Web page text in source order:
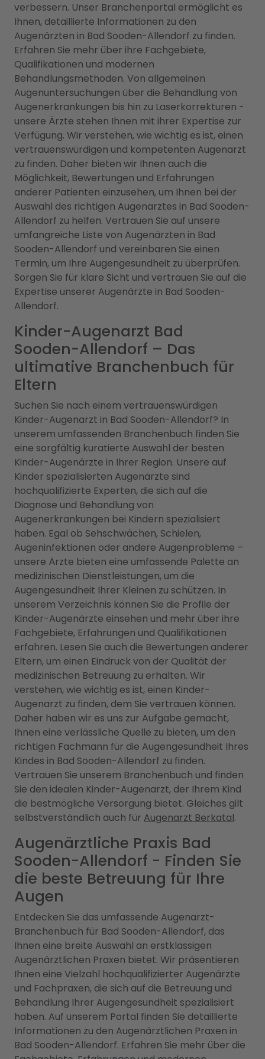
verbessern. Unser Branchenportal ermöglicht es
Ihnen, detaillierte Informationen zu den
Augenärzten in Bad Sooden-Allendorf zu finden.
Erfahren Sie mehr über ihre Fachgebiete,
Qualifikationen und modernen
Behandlungsmethoden. Von allgemeinen
Augenuntersuchungen über die Behandlung von
Augenerkrankungen bis hin zu Laserkorrekturen -
unsere Ärzte stehen Ihnen mit ihrer Expertise zur
Verfügung. Wir verstehen, wie wichtig es ist, einen
vertrauenswürdigen und kompetenten Augenarzt
zu finden. Daher bieten wir Ihnen auch die
Möglichkeit, Bewertungen und Erfahrungen
anderer Patienten einzusehen, um Ihnen bei der
Auswahl des richtigen Augenarztes in Bad Sooden-
Allendorf zu helfen. Vertrauen Sie auf unsere
umfangreiche Liste von Augenärzten in Bad
Sooden-Allendorf und vereinbaren Sie einen
Termin, um Ihre Augengesundheit zu überprüfen.
Sorgen Sie für klare Sicht und vertrauen Sie auf die
Expertise unserer Augenärzte in Bad Sooden-
Allendorf.
Kinder-Augenarzt Bad
Sooden-Allendorf – Das
ultimative Branchenbuch für
Eltern
Suchen Sie nach einem vertrauenswürdigen
Kinder-Augenarzt in Bad Sooden-Allendorf? In
unserem umfassenden Branchenbuch finden Sie
eine sorgfältig kuratierte Auswahl der besten
Kinder-Augenärzte in Ihrer Region. Unsere auf
Kinder spezialisierten Augenärzte sind
hochqualifizierte Experten, die sich auf die
Diagnose und Behandlung von
Augenerkrankungen bei Kindern spezialisiert
haben. Egal ob Sehschwächen, Schielen,
Augeninfektionen oder andere Augenprobleme –
unsere Ärzte bieten eine umfassende Palette an
medizinischen Dienstleistungen, um die
Augengesundheit Ihrer Kleinen zu schützen. In
unserem Verzeichnis können Sie die Profile der
Kinder-Augenärzte einsehen und mehr über ihre
Fachgebiete, Erfahrungen und Qualifikationen
erfahren. Lesen Sie auch die Bewertungen anderer
Eltern, um einen Eindruck von der Qualität der
medizinischen Betreuung zu erhalten. Wir
verstehen, wie wichtig es ist, einen Kinder-
Augenarzt zu finden, dem Sie vertrauen können.
Daher haben wir es uns zur Aufgabe gemacht,
Ihnen eine verlässliche Quelle zu bieten, um den
richtigen Fachmann für die Augengesundheit Ihres
Kindes in Bad Sooden-Allendorf zu finden.
Vertrauen Sie unserem Branchenbuch und finden
Sie den idealen Kinder-Augenarzt, der Ihrem Kind
die bestmögliche Versorgung bietet. Gleiches gilt
selbstverständlich auch für Augenarzt Berkatal.
Augenärztliche Praxis Bad
Sooden-Allendorf - Finden Sie
die beste Betreuung für Ihre
Augen
Entdecken Sie das umfassende Augenarzt-
Branchenbuch für Bad Sooden-Allendorf, das
Ihnen eine breite Auswahl an erstklassigen
Augenärztlichen Praxen bietet. Wir präsentieren
Ihnen eine Vielzahl hochqualifizierter Augenärzte
und Fachpraxen, die sich auf die Betreuung und
Behandlung Ihrer Augengesundheit spezialisiert
haben. Auf unserem Portal finden Sie detaillierte
Informationen zu den Augenärztlichen Praxen in
Bad Sooden-Allendorf. Erfahren Sie mehr über die